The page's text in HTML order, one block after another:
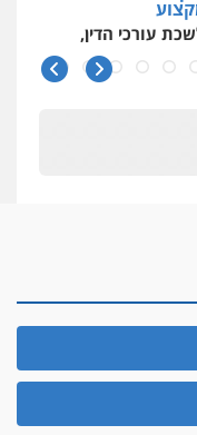
עורכי הדין,
הוועדה לבחירת שופטים בחרה 26 שופטים ורשמים
"קונסילייריז"